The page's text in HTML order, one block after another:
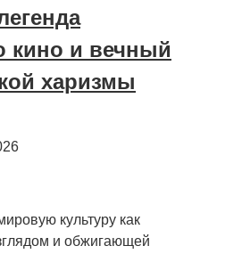
кино и вечный
харизмы
культуру как
и обжигающей